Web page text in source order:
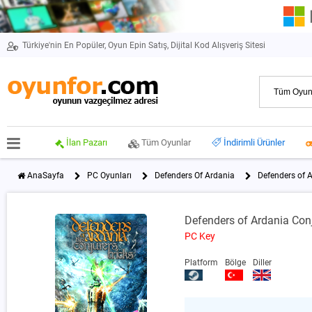
Türkiye'nin En Popüler, Oyun Epin Satış, Dijital Kod Alışveriş Sitesi
İlan Pazarı Tüm Oyunlar İndirimli Ürünler
AnaSayfa PC Oyunları Defenders Of Ardania Defenders of
Defenders of Ardania
PC Key
Platform Bölge Diller